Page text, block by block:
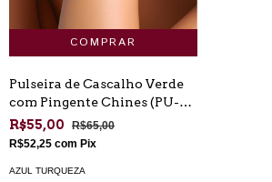
Pulseira de Cascalho Verde
com Pingente Chines (PU-
AT-01)
R$55,00
R$65,00
R$52,25 com Pix
AZUL TURQUEZA